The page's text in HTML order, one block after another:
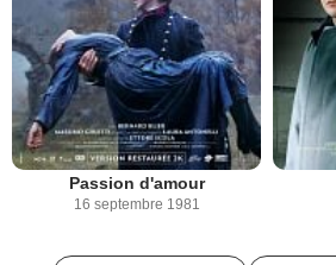
Passion d'amour
16 septembre 1981